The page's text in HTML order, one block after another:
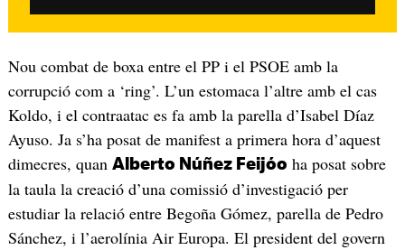
Nou combat de boxa entre el PP i el PSOE amb la
corrupció com a ‘ring’. L’un estomaca l’altre amb el cas
Koldo, i el contraatac es fa amb la parella d’Isabel Díaz
Ayuso. Ja s’ha posat de manifest a primera hora d’aquest
dimecres, quan Alberto Núñez Feijóo ha posat sobre
la taula la creació d’una comissió d’investigació per
estudiar la relació entre Begoña Gómez, parella de Pedro
Sánchez, i l’aerolínia Air Europa. El president del govern